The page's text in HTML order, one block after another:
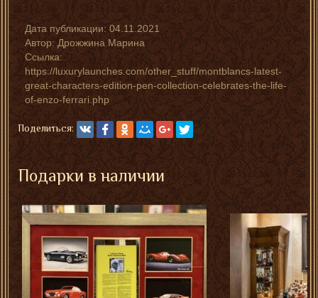
Дата публикации:04.11.2021
Автор:Дрожжина Марина
Ссылка:
https://luxurylaunches.com/other_stuff/montblancs-latest-
great-characters-edition-pen-collection-celebrates-the-life-
of-enzo-ferrari.php
Поделиться:
Подарки в наличии